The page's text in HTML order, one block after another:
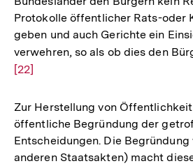
Fußnote
Protokolle öffentlicher Rats-oder
geben und auch Gerichte ein
verwehren, so als ob dies den
[22]
Zur Herstellung von
öffentliche Begründung der
Entscheidungen. Die Begründung
anderen Staatsakten) macht